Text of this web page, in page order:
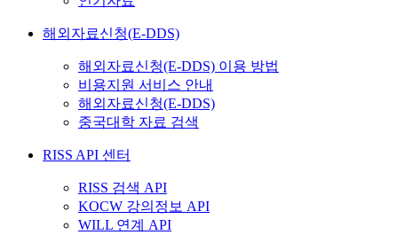
해외자료신청(E-DDS)
해외자료신청(E-DDS) 이용 방법
비용지원 서비스 안내
해외자료신청(E-DDS)
중국대학 자료 검색
RISS API 센터
RISS 검색 API
KOCW 강의정보 API
WILL 연계 API